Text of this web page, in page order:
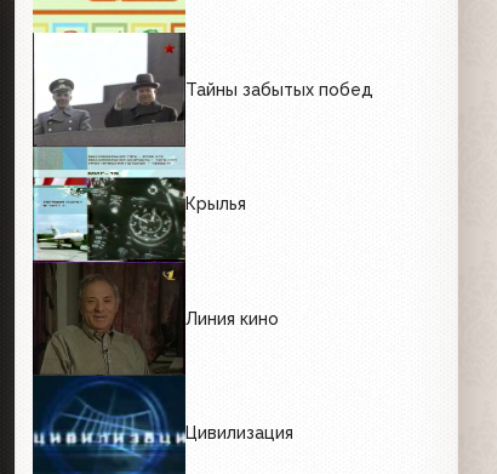
Тайны забытых побед
Крылья
Линия кино
Цивилизация